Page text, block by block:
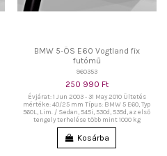
BMW 5-ÖS E60 Vogtland fix
futómű
960353
250 990 Ft
Évjárat: 1 Jun 2003 - 31 May 2010 Ültetés
mértéke: 40/25 mm Típus: BMW 5 E60, Typ
560L, Lim. / Sedan, 545i, 530d, 535d, az első
tengely terhelése több mint 1000 kg
Kosárba